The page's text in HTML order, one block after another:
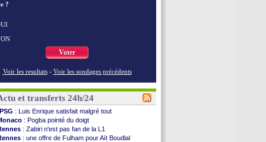
?
Voter
Voir les resultats - Voir les sondages précédents
et transferts 24h/24
PSG : Luis Enrique satisfait malgré tout
: Pogba pointé du doigt
: Zabiri n'est pas fan de la L1
: une offre de Fulham pour Aït Boudlal